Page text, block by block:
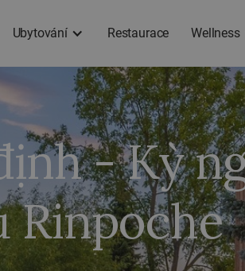
Ubytování Restaurace Wellness
- Kỳ
Rinpoche